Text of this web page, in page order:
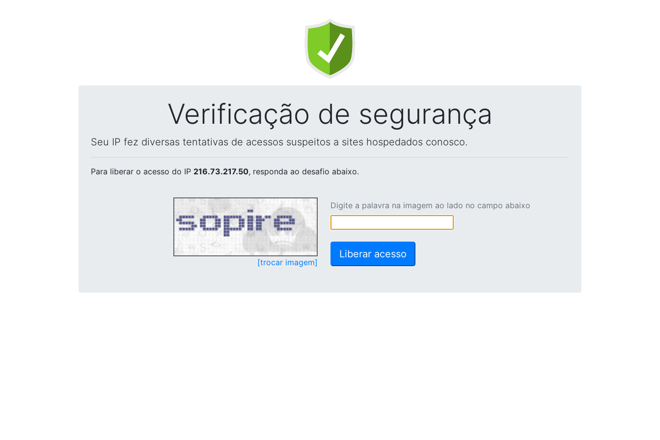
Verificação de segurança
Seu IP fez diversas tentativas de acessos suspeitos a sites hospedados conosco.
Para liberar o acesso do IP 216.73.217.50, responda ao desafio abaixo.
[trocar imagem]
Digite a palavra na imagem ao lado no campo abaixo